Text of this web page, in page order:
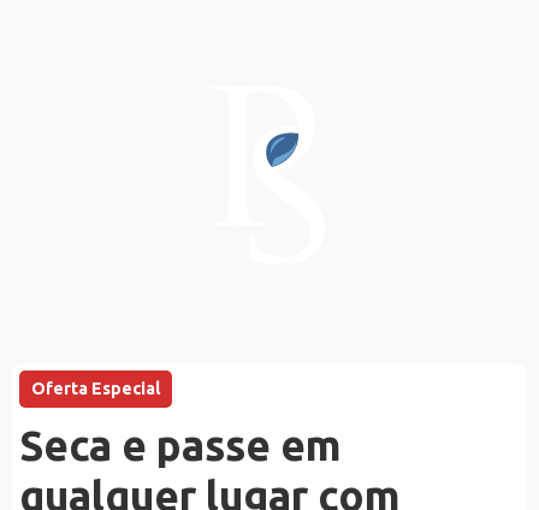
Oferta Especial
Seca e passe em
qualquer lugar com